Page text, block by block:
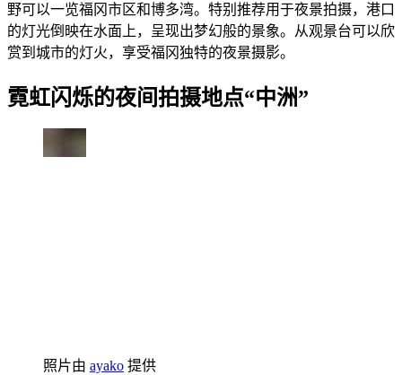
野可以一览福冈市区和博多湾。特别推荐用于夜景拍摄，港口
的灯光倒映在水面上，呈现出梦幻般的景象。从观景台可以欣
赏到城市的灯火，享受福冈独特的夜景摄影。
霓虹闪烁的夜间拍摄地点“中洲”
照片由 ayako 提供